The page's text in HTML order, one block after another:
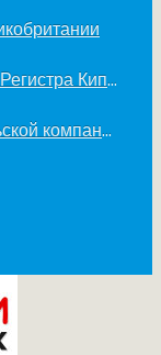
Получение сертификатов из Регистра Кипра
Company search для сейшельской компании